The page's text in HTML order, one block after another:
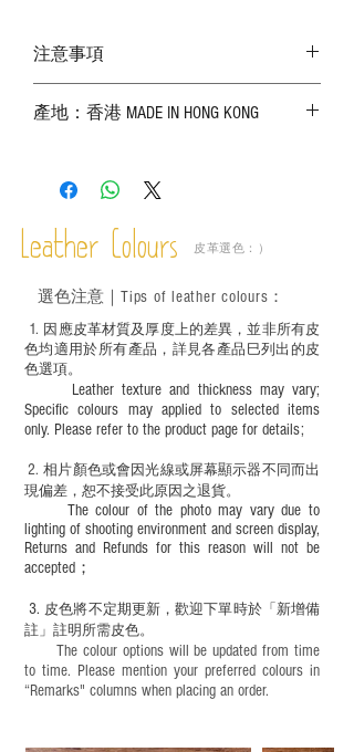
注意事項
的天然紋理、傷痕、蟲咬、皺摺、破洞和
－ 因應部位而厚度出現差異屬正常現象；
實物為準；
－ 植鞣皮革容易受環境、使用程度等產生
作前或完成後定期在皮面塗上皮革專用清
潔劑及貂鼠油等。
產地：香港 MADE IN HONG KONG
Leather Colours 皮革選色：）
1. ​ 因應皮革材質及厚度上的差異，並非所有皮
色均適用於所有產品，詳見各產品巳列出的皮
色選項。
Leather texture and thickness may vary;
Specific colours may applied to selected items
only. Please refer to the product page for details;
​2.相片顏色或會因光線或屏幕顯示器不同而出
現偏差，恕不接受此原因之退貨。
The colour of the photo may vary due to
lighting of shooting environment and screen display,
Returns and Refunds for this reason will not be
accepted；
3. 皮色將不定期更新，歡迎下單時於「新增備
註」註明 所需皮色。
The colour options will be updated from time
to time. Please mention your preferred colours in
“Remarks" columns when placing an order.
選色注意｜ Tips of leather colours ：